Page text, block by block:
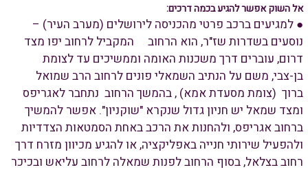
אל השוק אפשר להגיע בכמה דרכים:
● למגיעים ברכב פרטי מהכניסה לירושלים (מערב העיר) –
נוסעים בשדרות שז"ר, הוא הרחוב המקביל לרחוב יפו מצד
דרום, עוברים דרך משכנות האומה וממשיכים עד לצומת
בן-צבי, משם על הנתיב השמאלי פונים לרחוב הרב שמואל
ברוך (צומת מסעדת אמא) , בהמשך הרחוב נתחבר לאגריפס
ומצד שמאל יש חניון גדול שנקרא "שוקניון". אפשר להמשיך
ברחוב אגריפס, ולהחנות את הרכב באחת הסמטאות הצדדיות
ולהפעיל שירותי חנייה באפליקציה, או להגיע מכיוון מזרח דרך
רחוב בצלאל, בסוף הרחוב לפנות שמאלה לרחוב עליאש ובכיכר